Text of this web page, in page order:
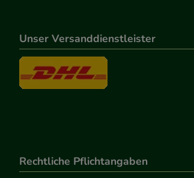
Unser Versanddienstleister
Rechtliche Pflichtangaben